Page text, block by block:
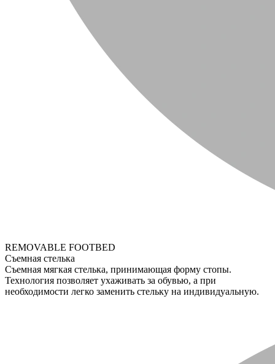
REMOVABLE FOOTBED
Съемная стелька
Съемная мягкая стелька, принимающая форму стопы.
Технология позволяет ухаживать за обувью, а при
необходимости легко заменить стельку на индивидуальную.